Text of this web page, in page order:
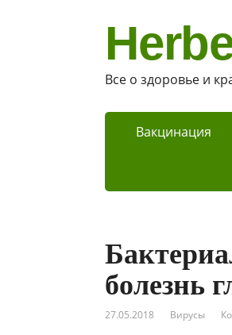
Все о здоровье и
Вакцинация
болезнь
27.05.2018 Вирусы